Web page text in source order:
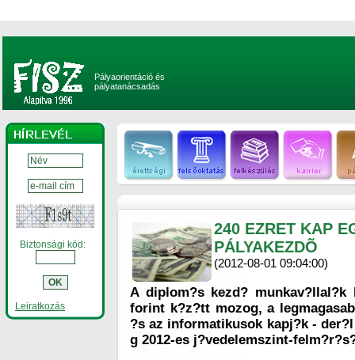
Pályaorientáció és
pályatanácsadás
Biztonsági kód:
Leiratkozás
240 EZRET KAP
PÁLYAKEZDÕ
(2012-08-01 09:04:00)
A diplom?s kezd?
forint k?z?tt mozog, a
?s az informatikusok kapj?k -
g 2012-es j?vedelemszint-